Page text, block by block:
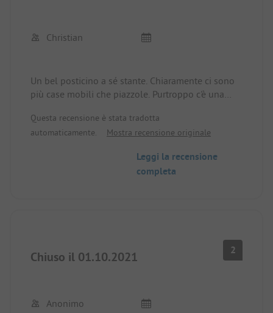
Christian
Un bel posticino a sé stante. Chiaramente ci sono
più case mobili che piazzole. Purtroppo c'è una
nella zona delle piazzole. È quasi impossibile
stare all'aperto e i comuni rimedi come le
macchina alla roulotte, si viene attaccati da
innumerevoli zanzare in ogni momento.
La piscina è buona e pulita.
Questa recensione è stata tradotta
automaticamente.
Mostra recensione originale
Leggi la recensione
completa
Chiuso il 01.10.2021 2
Anonimo